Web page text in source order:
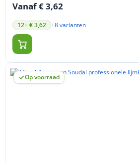
Vanaf € 3,62
12+ € 3,62 +8 varianten
Op voorraad